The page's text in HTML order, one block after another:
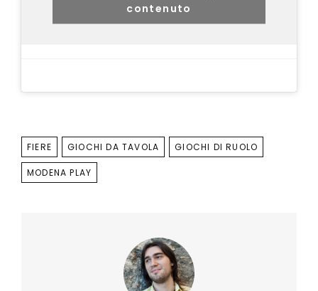
contenuto
TAGS
FIERE GIOCHI DA TAVOLA GIOCHI DI RUOLO
MODENA PLAY